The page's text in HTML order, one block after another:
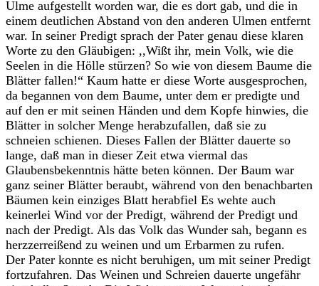
Ulme aufgestellt worden war, die es dort gab, und die in
einem deutlichen Abstand von den anderen Ulmen entfernt
war. In seiner Predigt sprach der Pater genau diese klaren
Worte zu den Gläubigen: ,,Wißt ihr, mein Volk, wie die
Seelen in die Hölle stürzen? So wie von diesem Baume die
Blätter fallen!“ Kaum hatte er diese Worte ausgesprochen,
da begannen von dem Baume, unter dem er predigte und
auf den er mit seinen Händen und dem Kopfe hinwies, die
Blätter in solcher Menge herabzufallen, daß sie zu
schneien schienen. Dieses Fallen der Blätter dauerte so
lange, daß man in dieser Zeit etwa viermal das
Glaubensbekenntnis hätte beten können. Der Baum war
ganz seiner Blätter beraubt, während von den benachbarten
Bäumen kein einziges Blatt herabfiel Es wehte auch
keinerlei Wind vor der Predigt, während der Predigt und
nach der Predigt. Als das Volk das Wunder sah, begann es
herzzerreißend zu weinen und um Erbarmen zu rufen.
Der Pater konnte es nicht beruhigen, um mit seiner Predigt
fortzufahren. Das Weinen und Schreien dauerte ungefähr